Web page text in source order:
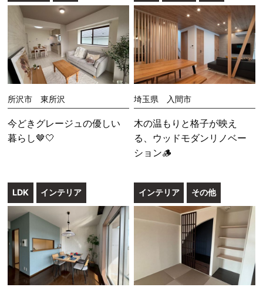
所沢市 東所沢
今どきグレージュの優しい
暮らし🤎🤍
埼玉県 入間市
木の温もりと格子が映え
る、ウッドモダンリノベー
ション🪵
LDK インテリア インテリア その他